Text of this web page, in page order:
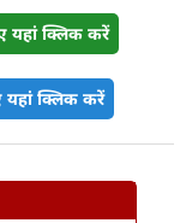
यहां क्लिक करें
यहां क्लिक करें